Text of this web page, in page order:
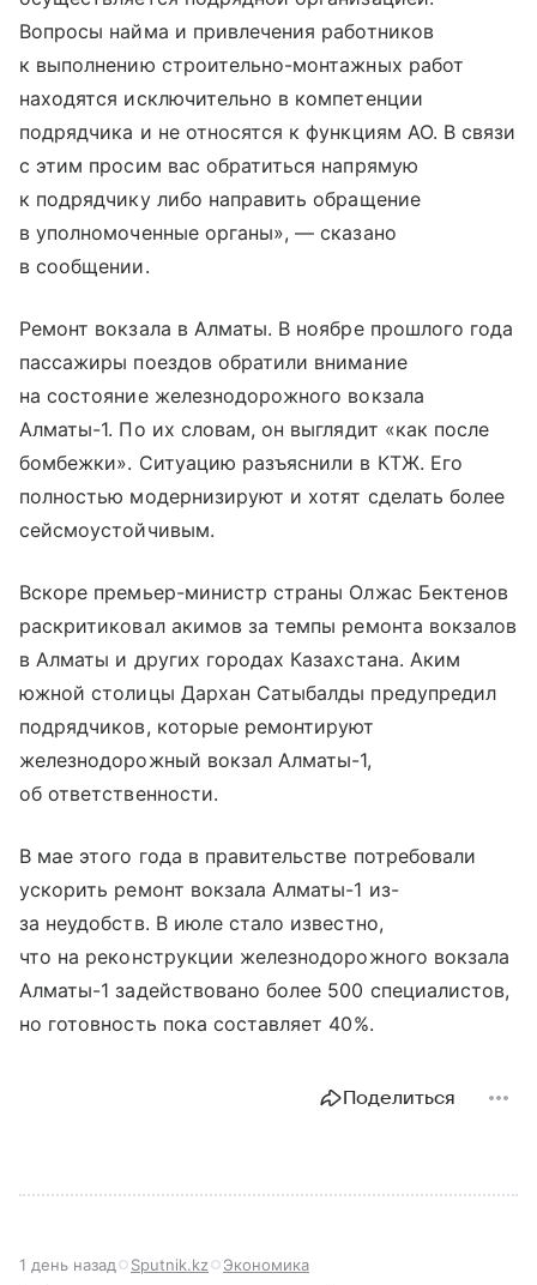
Вопросы найма и привлечения работников
к выполнению строительно-монтажных работ
находятся исключительно в компетенции
подрядчика и не относятся к функциям АО. В связи
с этим просим вас обратиться напрямую
к подрядчику либо направить обращение
в уполномоченные органы», — сказано
в сообщении.
Ремонт вокзала в Алматы. В ноябре прошлого года
пассажиры поездов обратили внимание
на состояние железнодорожного вокзала
Алматы-1. По их словам, он выглядит «как после
бомбежки». Ситуацию разъяснили в КТЖ. Его
полностью модернизируют и хотят сделать более
сейсмоустойчивым.
Вскоре премьер-министр страны Олжас Бектенов
раскритиковал акимов за темпы ремонта вокзалов
в Алматы и других городах Казахстана. Аким
южной столицы Дархан Сатыбалды предупредил
подрядчиков, которые ремонтируют
железнодорожный вокзал Алматы-1,
об ответственности.
В мае этого года в правительстве потребовали
ускорить ремонт вокзала Алматы-1 из-
за неудобств. В июле стало известно,
что на реконструкции железнодорожного вокзала
Алматы-1 задействовано более 500 специалистов,
но готовность пока составляет 40%.
Поделиться
1 день назад Sputnik.kz Экономика